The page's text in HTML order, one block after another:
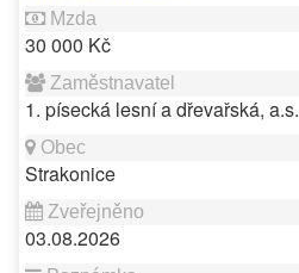
30 000 Kč
1. písecká lesní a dřevařská, a.s.
Strakonice
03.08.2026